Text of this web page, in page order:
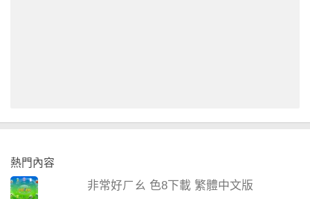
熱門內容
非常好ㄏㄠ 色8下載 繁體中文版